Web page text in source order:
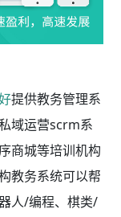
提供教务管理系
域运营scrm系
商城等培训机构
教务系统可以帮
人/编程、棋类/